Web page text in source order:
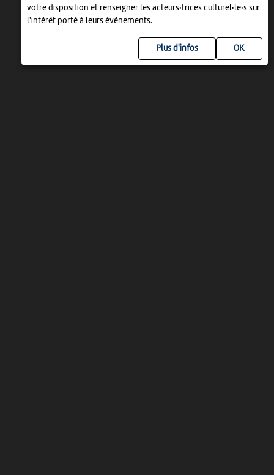
votre disposition et renseigner les acteurs·trices culturel·le·s sur
l'intérêt porté à leurs événements.
Plus d'infos